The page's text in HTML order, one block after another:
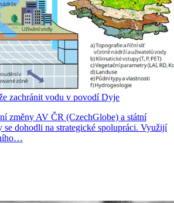
zachránit vodu v povodí Dyje
změny AV ČR (CzechGlobe) a státní
dohodli na strategické spolupráci. Využijí